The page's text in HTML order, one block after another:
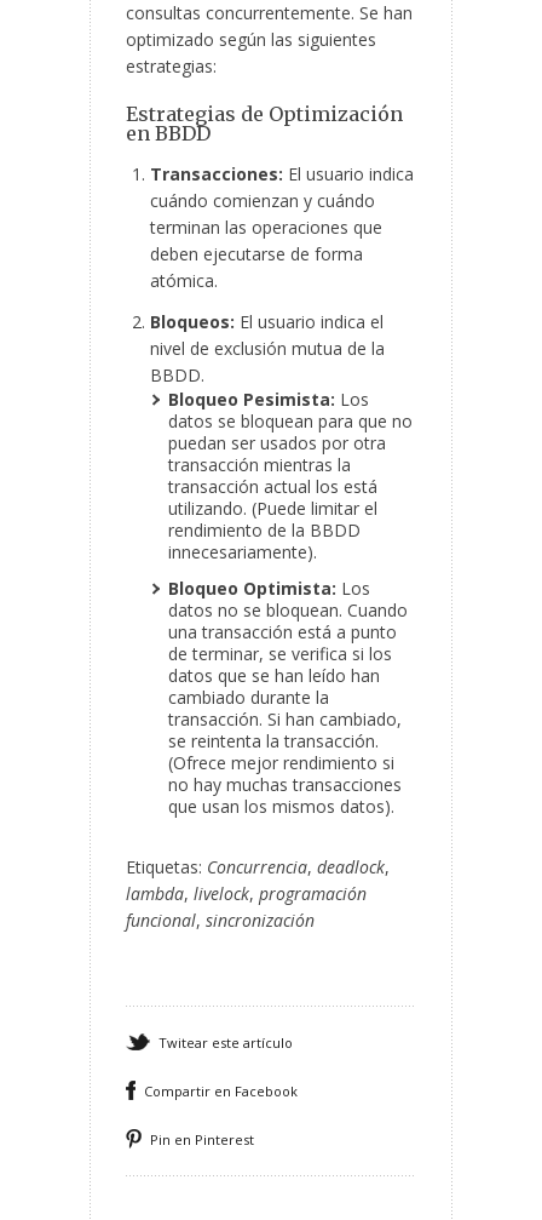
consultas concurrentemente. Se han
optimizado según las siguientes
estrategias:
Estrategias de Optimización
en BBDD
Transacciones: El usuario indica
cuándo comienzan y cuándo
terminan las operaciones que
deben ejecutarse de forma
atómica.
Bloqueos: El usuario indica el
nivel de exclusión mutua de la
BBDD.
Bloqueo Pesimista: Los
datos se bloquean para que no
puedan ser usados por otra
transacción mientras la
transacción actual los está
utilizando. (Puede limitar el
rendimiento de la BBDD
innecesariamente).
Bloqueo Optimista: Los
datos no se bloquean. Cuando
una transacción está a punto
de terminar, se verifica si los
datos que se han leído han
cambiado durante la
transacción. Si han cambiado,
se reintenta la transacción.
(Ofrece mejor rendimiento si
no hay muchas transacciones
que usan los mismos datos).
Etiquetas: Concurrencia, deadlock,
lambda, livelock, programación
funcional, sincronización
Twitear este artículo
Compartir en Facebook
Pin en Pinterest